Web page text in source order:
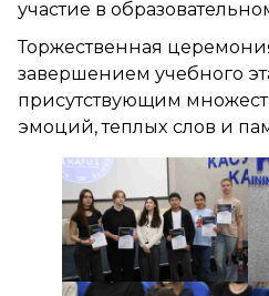
участие в
Торжественная
завершением учебного
присутствующим
эмоций, теплых слов и